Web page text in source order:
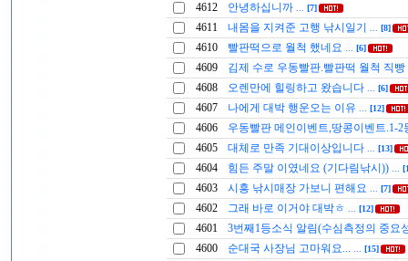
4612 안녕하십니까 [7]
4611 내몸을 지켜준 고행 낚시일기 [8]
4610 빨판떡으로 월척 했네요 [6]
4609
김제 수로 우동빨판.빨판떡 월척 직빵
4608
오렌만에 힐링하고 왔습니다 [6]
4607 나에게 대박 행운오는 이유 [12]
4606
우동빨판 메인이벤트,땅콩이벤트.1-
4605
대체로 만족 기대이상입니다 [13]
4604 힘든 주말 이였네요 (기다림낚시))
4603 시흥 낚시매장 가보니 편해요 [7]
4602 그래 바로 이거야 대박ㅎ [12]
4601
3번째1등소식 알림(수심측정의 중요
4600
순대국 사장님 고마워요... [15]